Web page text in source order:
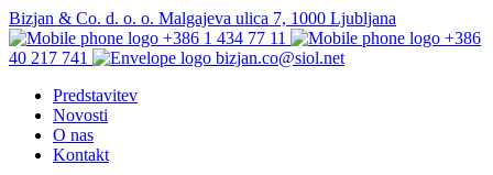
Bizjan & Co. d. o. o. Malgajeva ulica 7, 1000 Ljubljana
+386 1 434 77 11
+386
40 217 741
bizjan.co@siol.net
Predstavitev
Novosti
O nas
Kontakt